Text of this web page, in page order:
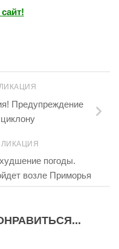
Предупреждение
погоды.
возле Приморья